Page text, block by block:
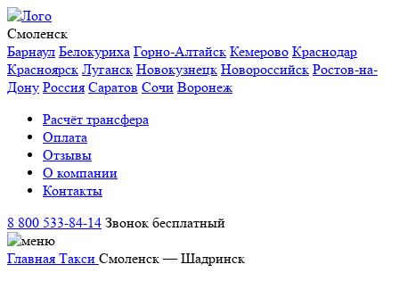
Смоленск
Барнаул Белокуриха Горно-Алтайск Кемерово Краснодар
Красноярск Луганск Новокузнецк Новороссийск Ростов-на-
Дону Россия Саратов Сочи Воронеж
Расчёт трансфера
Оплата
Отзывы
О компании
Контакты
8 800 533-84-14 Звонок бесплатный
Главная Такси Смоленск — Шадринск